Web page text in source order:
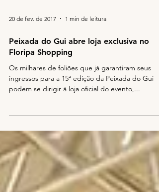
20 de fev. de 2017 1 min de leitura
Peixada do Gui abre loja exclusiva no
Floripa Shopping
ingressos para a 15ª edição da Peixada do Gui
podem se dirigir à loja oficial do evento,...